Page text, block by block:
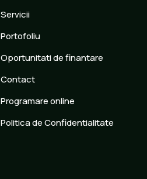
Servicii
Portofoliu
Oportunitati de finantare
Contact
Programare online
Politica de Confidentialitate